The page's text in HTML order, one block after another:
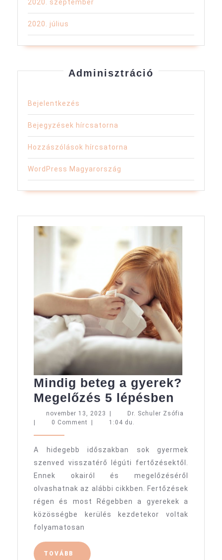
2020. szeptember
2020. július
Adminisztráció
Bejelentkezés
Bejegyzések hírcsatorna
Hozzászólások hírcsatorna
WordPress Magyarország
Mindig beteg a gyerek?
Megelőzés 5 lépésben
beteg
5
november 13, 2023 november
13,
| Dr. Schuler Zsófia
| 0 Comment | 1:04 du.
A hidegebb időszakban sok gyermek
szenved visszatérő légúti fertőzésektől.
Ennek okairól és megelőzéséről
olvashatnak az alábbi cikkben. Fertőzések
régen és most Régebben a gyerekek a
közösségbe kerülés kezdetekor voltak
folyamatosan
TOVÁBB TOVÁBB